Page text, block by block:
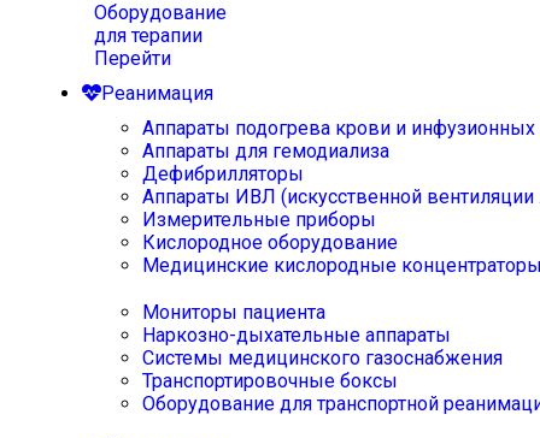
Оборудование
для терапии
Перейти
Реанимация
Аппараты подогрева крови и инфузионных
Аппараты для гемодиализа
Дефибрилляторы
Аппараты ИВЛ (искусственной вентиляции
Измерительные приборы
Кислородное оборудование
Медицинские кислородные
Мониторы пациента
Наркозно-дыхательные аппараты
Системы медицинского газоснабжения
Транспортировочные боксы
Оборудование для транспортной